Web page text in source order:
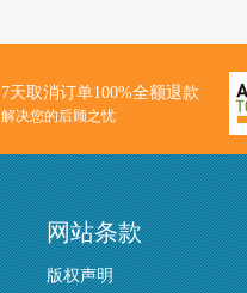
7天取消订单100%全额退款
解决您的后顾之忧
网站条款
版权声明